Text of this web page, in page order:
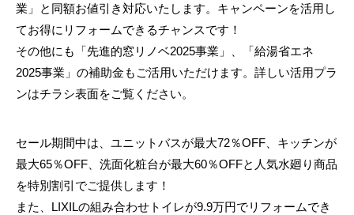
業」と同額お値引き対応いたします。キャンペーンを活用し
てお得にリフォームできるチャンスです！
その他にも「先進的窓リノベ2025事業」、「給湯省エネ
2025事業」の補助金もご活用いただけます。詳しい活用プラ
ンはチラシ表面をご覧ください。
セール期間中は、ユニットバスが最大72％OFF、キッチンが
最大65％OFF、洗面化粧台が最大60％OFFと人気水廻り商品
を特別割引でご提供します！
また、LIXILの組み合わせトイレが9.9万円でリフォームでき